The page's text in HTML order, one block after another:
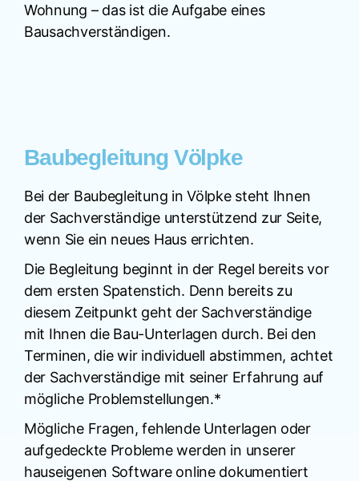
Wohnung – das ist die Aufgabe eines
Bausachverständigen.
Baubegleitung Völpke
Bei der Baubegleitung in Völpke steht Ihnen
der Sachverständige unterstützend zur Seite,
wenn Sie ein neues Haus errichten.
Die Begleitung beginnt in der Regel bereits vor
dem ersten Spatenstich. Denn bereits zu
diesem Zeitpunkt geht der Sachverständige
mit Ihnen die Bau-Unterlagen durch. Bei den
Terminen, die wir individuell abstimmen, achtet
der Sachverständige mit seiner Erfahrung auf
mögliche Problemstellungen.*
Mögliche Fragen, fehlende Unterlagen oder
aufgedeckte Probleme werden in unserer
hauseigenen Software online dokumentiert